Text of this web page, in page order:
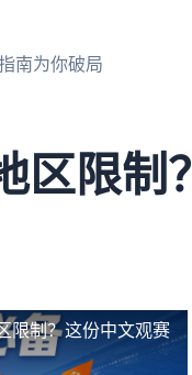
南为你破局
限制？
限制？这份中文观赛